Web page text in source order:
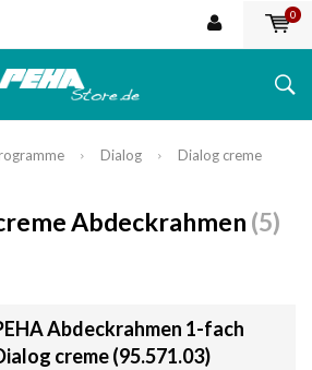
0
Dialog
Dialog creme
Abdeckrahmen (5)
Abdeckrahmen 1-fach
creme (95.571.03)